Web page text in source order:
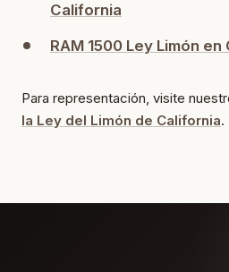
California
RAM 1500 Ley Limón
Para representación, visite
la Ley del Limón de California.